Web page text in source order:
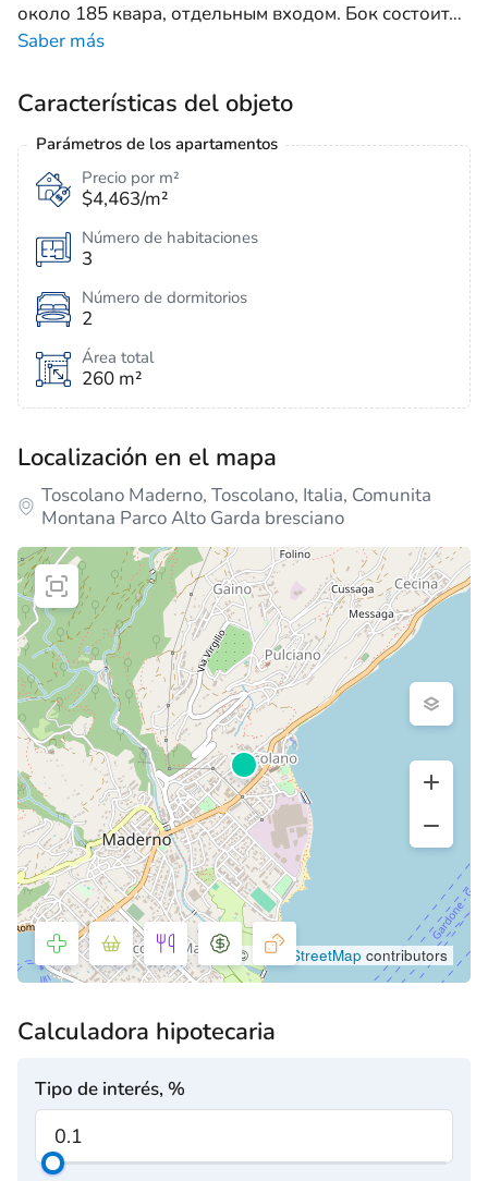
около 185 квара, отдельным входом. Бок состоит…
Saber más
Características del objeto
Parámetros de los apartamentos
Precio por m²
$4,463/m²
Número de habitaciones
3
Número de dormitorios
2
Área total
260 m²
Localización en el mapa
Toscolano Maderno, Toscolano, Italia, Comunita
Montana Parco Alto Garda bresciano
© OpenStreetMap contributors
Calculadora hipotecaria
Tipo de interés, %